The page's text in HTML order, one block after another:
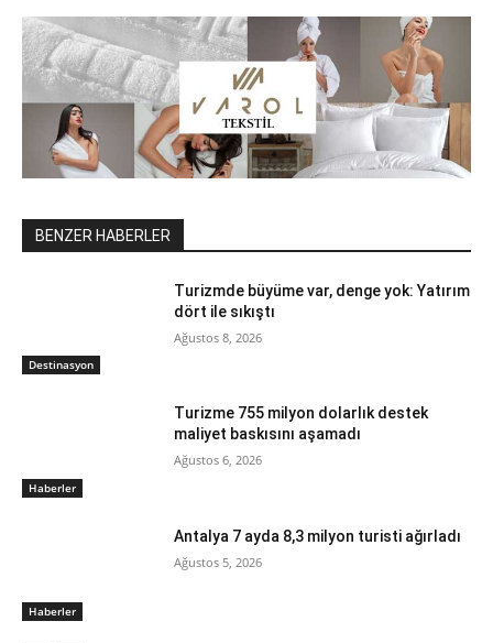
BENZER HABERLER
Destinasyon
Turizmde büyüme var, denge yok: Yatırım
dört ile sıkıştı
Ağustos 8, 2026
Haberler
Turizme 755 milyon dolarlık destek
maliyet baskısını aşamadı
Ağustos 6, 2026
Haberler
Antalya 7 ayda 8,3 milyon turisti ağırladı
Ağustos 5, 2026